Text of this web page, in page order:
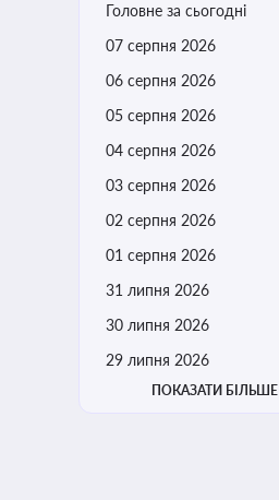
Головне за сьогодні
07 серпня 2026
06 серпня 2026
05 серпня 2026
04 серпня 2026
03 серпня 2026
02 серпня 2026
01 серпня 2026
31 липня 2026
30 липня 2026
29 липня 2026
ПОКАЗАТИ БІЛЬШЕ